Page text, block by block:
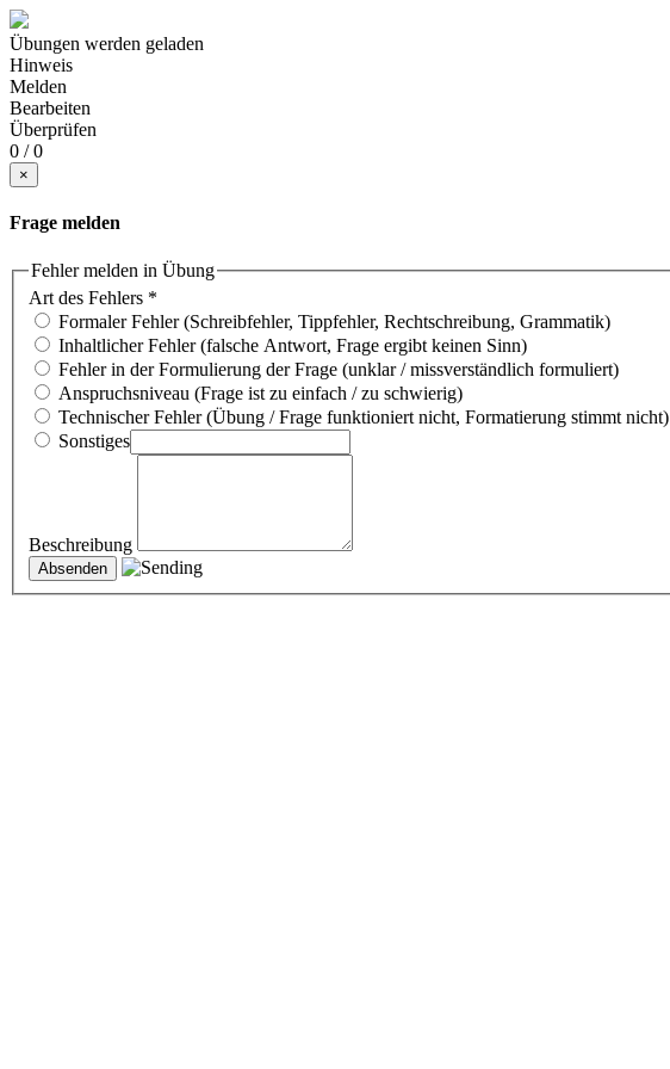
Übungen werden geladen
Hinweis
Melden
Bearbeiten
Überprüfen
0 / 0
×
Frage melden
Fehler melden in Übung
Art des Fehlers *
Formaler Fehler (Schreibfehler, Tippfehler, Rechtschreibung, Grammatik)
Inhaltlicher Fehler (falsche Antwort, Frage ergibt keinen Sinn)
Fehler in der Formulierung der Frage (unklar / missverständlich formuliert)
Anspruchsniveau (Frage ist zu einfach / zu schwierig)
Technischer Fehler (Übung / Frage funktioniert nicht, Formatierung stimmt nicht)
Sonstiges
Beschreibung